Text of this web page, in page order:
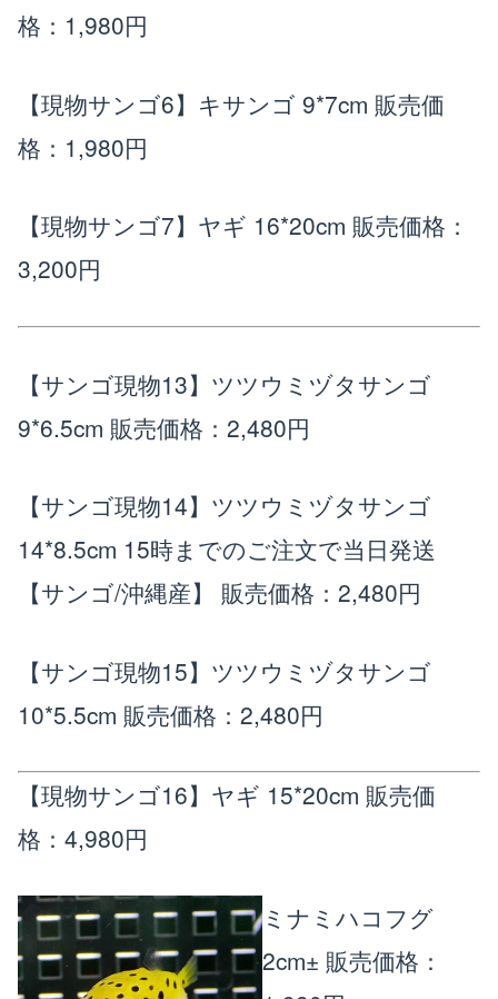
格：1,980円
【現物サンゴ6】キサンゴ 9*7cm 販売価
格：1,980円
【現物サンゴ7】ヤギ 16*20cm 販売価格：
3,200円
【サンゴ現物13】ツツウミヅタサンゴ
9*6.5cm 販売価格：2,480円
【サンゴ現物14】ツツウミヅタサンゴ
14*8.5cm 15時までのご注文で当日発送
【サンゴ/沖縄産】
販売価格：2,480円
【サンゴ現物15】ツツウミヅタサンゴ
10*5.5cm 販売価格：2,480円
【現物サンゴ16】ヤギ 15*20cm 販売価
格：4,980円
ミナミハコフグ
2cm± 販売価格：